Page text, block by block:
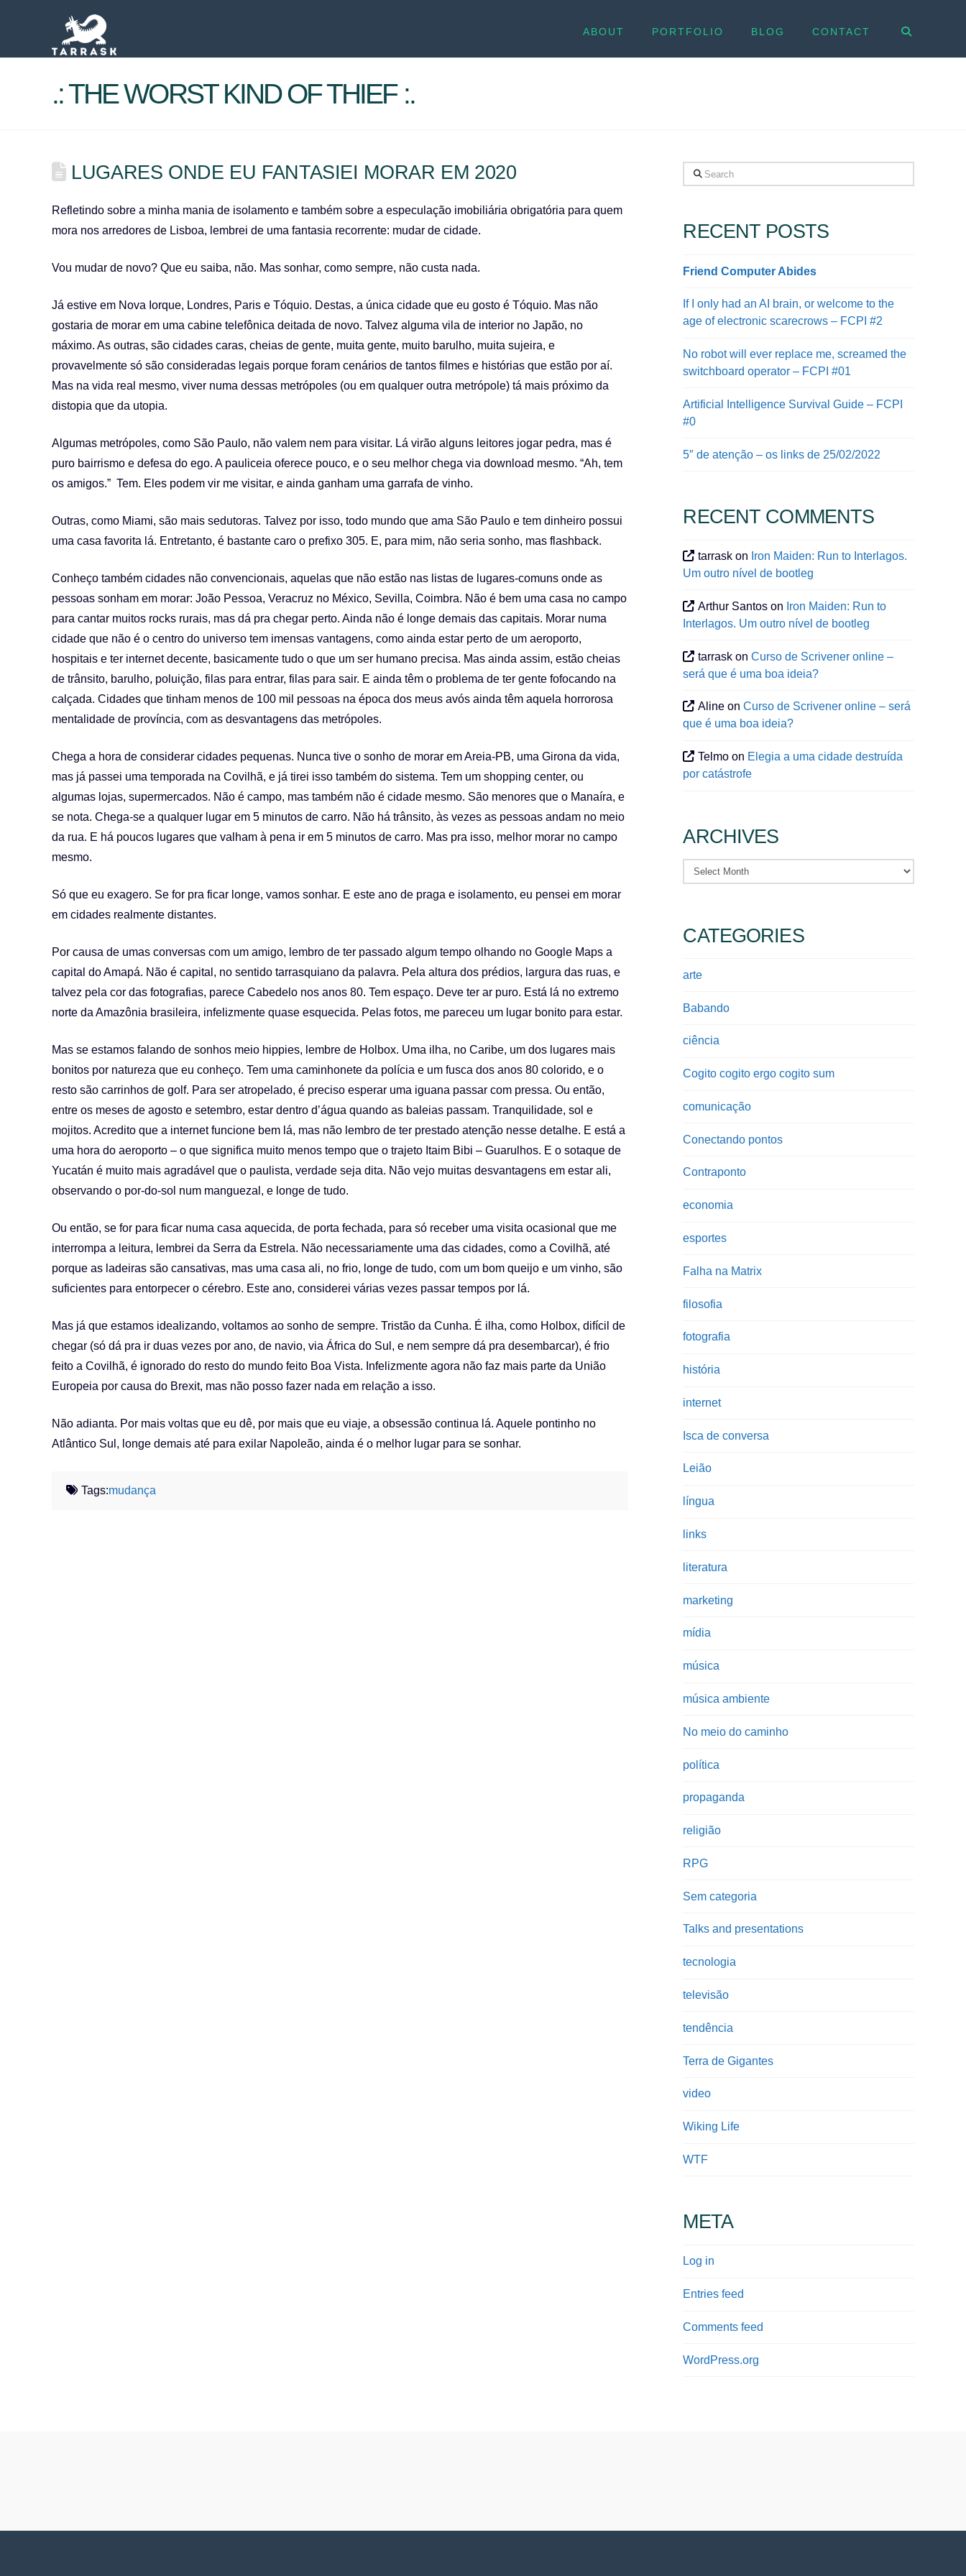
ABOUT PORTFOLIO BLOG CONTACT
.: THE WORST KIND OF THIEF :.
LUGARES ONDE EU FANTASIEI MORAR EM 2020
Refletindo sobre a minha mania de isolamento e também sobre a especulação imobiliária obrigatória para quem
mora nos arredores de Lisboa, lembrei de uma fantasia recorrente: mudar de cidade.
Vou mudar de novo? Que eu saiba, não. Mas sonhar, como sempre, não custa nada.
Já estive em Nova Iorque, Londres, Paris e Tóquio. Destas, a única cidade que eu gosto é Tóquio. Mas não
gostaria de morar em uma cabine telefônica deitada de novo. Talvez alguma vila de interior no Japão, no
máximo. As outras, são cidades caras, cheias de gente, muita gente, muito barulho, muita sujeira, e
provavelmente só são consideradas legais porque foram cenários de tantos filmes e histórias que estão por aí.
Mas na vida real mesmo, viver numa dessas metrópoles (ou em qualquer outra metrópole) tá mais próximo da
distopia que da utopia.
Algumas metrópoles, como São Paulo, não valem nem para visitar. Lá virão alguns leitores jogar pedra, mas é
puro bairrismo e defesa do ego. A pauliceia oferece pouco, e o seu melhor chega via download mesmo. “Ah, tem
os amigos.” Tem. Eles podem vir me visitar, e ainda ganham uma garrafa de vinho.
Outras, como Miami, são mais sedutoras. Talvez por isso, todo mundo que ama São Paulo e tem dinheiro possui
uma casa favorita lá. Entretanto, é bastante caro o prefixo 305. E, para mim, não seria sonho, mas flashback.
Conheço também cidades não convencionais, aquelas que não estão nas listas de lugares-comuns onde as
pessoas sonham em morar: João Pessoa, Veracruz no México, Sevilla, Coimbra. Não é bem uma casa no campo
para cantar muitos rocks rurais, mas dá pra chegar perto. Ainda não é longe demais das capitais. Morar numa
cidade que não é o centro do universo tem imensas vantagens, como ainda estar perto de um aeroporto,
hospitais e ter internet decente, basicamente tudo o que um ser humano precisa. Mas ainda assim, estão cheias
de trânsito, barulho, poluição, filas para entrar, filas para sair. E ainda têm o problema de ter gente fofocando na
calçada. Cidades que tinham menos de 100 mil pessoas na época dos meus avós ainda têm aquela horrorosa
mentalidade de província, com as desvantagens das metrópoles.
Chega a hora de considerar cidades pequenas. Nunca tive o sonho de morar em Areia-PB, uma Girona da vida,
mas já passei uma temporada na Covilhã, e já tirei isso também do sistema. Tem um shopping center, ou
algumas lojas, supermercados. Não é campo, mas também não é cidade mesmo. São menores que o Manaíra, e
se nota. Chega-se a qualquer lugar em 5 minutos de carro. Não há trânsito, às vezes as pessoas andam no meio
da rua. E há poucos lugares que valham à pena ir em 5 minutos de carro. Mas pra isso, melhor morar no campo
mesmo.
Só que eu exagero. Se for pra ficar longe, vamos sonhar. E este ano de praga e isolamento, eu pensei em morar
em cidades realmente distantes.
Por causa de umas conversas com um amigo, lembro de ter passado algum tempo olhando no Google Maps a
capital do Amapá. Não é capital, no sentido tarrasquiano da palavra. Pela altura dos prédios, largura das ruas, e
talvez pela cor das fotografias, parece Cabedelo nos anos 80. Tem espaço. Deve ter ar puro. Está lá no extremo
norte da Amazônia brasileira, infelizmente quase esquecida. Pelas fotos, me pareceu um lugar bonito para estar.
Mas se estamos falando de sonhos meio hippies, lembre de Holbox. Uma ilha, no Caribe, um dos lugares mais
bonitos por natureza que eu conheço. Tem uma caminhonete da polícia e um fusca dos anos 80 colorido, e o
resto são carrinhos de golf. Para ser atropelado, é preciso esperar uma iguana passar com pressa. Ou então,
entre os meses de agosto e setembro, estar dentro d’água quando as baleias passam. Tranquilidade, sol e
mojitos. Acredito que a internet funcione bem lá, mas não lembro de ter prestado atenção nesse detalhe. E está a
uma hora do aeroporto – o que significa muito menos tempo que o trajeto Itaim Bibi – Guarulhos. E o sotaque de
Yucatán é muito mais agradável que o paulista, verdade seja dita. Não vejo muitas desvantagens em estar ali,
observando o por-do-sol num manguezal, e longe de tudo.
Ou então, se for para ficar numa casa aquecida, de porta fechada, para só receber uma visita ocasional que me
interrompa a leitura, lembrei da Serra da Estrela. Não necessariamente uma das cidades, como a Covilhã, até
porque as ladeiras são cansativas, mas uma casa ali, no frio, longe de tudo, com um bom queijo e um vinho, são
suficientes para entorpecer o cérebro. Este ano, considerei várias vezes passar tempos por lá.
Mas já que estamos idealizando, voltamos ao sonho de sempre. Tristão da Cunha. É ilha, como Holbox, difícil de
chegar (só dá pra ir duas vezes por ano, de navio, via África do Sul, e nem sempre dá pra desembarcar), é frio
feito a Covilhã, é ignorado do resto do mundo feito Boa Vista. Infelizmente agora não faz mais parte da União
Europeia por causa do Brexit, mas não posso fazer nada em relação a isso.
Não adianta. Por mais voltas que eu dê, por mais que eu viaje, a obsessão continua lá. Aquele pontinho no
Atlântico Sul, longe demais até para exilar Napoleão, ainda é o melhor lugar para se sonhar.
Tags:mudança
Search
RECENT POSTS
Friend Computer Abides
If I only had an AI brain, or welcome to the
age of electronic scarecrows – FCPI #2
No robot will ever replace me, screamed the
switchboard operator – FCPI #01
Artificial Intelligence Survival Guide – FCPI
#0
5″ de atenção – os links de 25/02/2022
RECENT COMMENTS
tarrask on Iron Maiden: Run to Interlagos.
Um outro nível de bootleg
Arthur Santos on Iron Maiden: Run to
Interlagos. Um outro nível de bootleg
tarrask onCurso de Scrivener online –
será que é uma boa ideia?
Aline onCurso de Scrivener online – será
que é uma boa ideia?
Telmo on Elegia a uma cidade destruída
por catástrofe
ARCHIVES
Archives
CATEGORIES
arte
Babando
ciência
Cogito cogito ergo cogito sum
comunicação
Conectando pontos
Contraponto
economia
esportes
Falha na Matrix
filosofia
fotografia
história
internet
Isca de conversa
Leião
língua
links
literatura
marketing
mídia
música
música ambiente
No meio do caminho
política
propaganda
religião
RPG
Sem categoria
Talks and presentations
tecnologia
televisão
tendência
Terra de Gigantes
video
Wiking Life
WTF
META
Log in
Entries feed
Comments feed
WordPress.org